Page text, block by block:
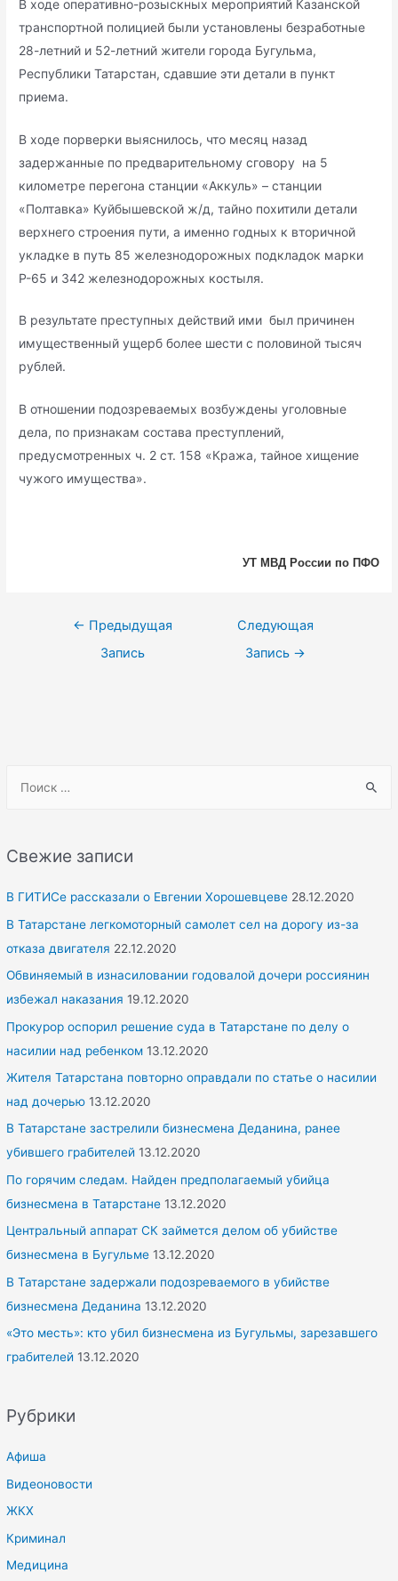
r
h
f
o
r
Свежие записи
В ГИТИСе рассказали о Евгении Хорошевцеве 28.12.2020
В Татарстане легкомоторный самолет сел на дорогу из-за
отказа двигателя 22.12.2020
Обвиняемый в изнасиловании годовалой дочери россиянин
избежал наказания 19.12.2020
Прокурор оспорил решение суда в Татарстане по делу о
насилии над ребенком 13.12.2020
Жителя Татарстана повторно оправдали по статье о насилии
над дочерью 13.12.2020
В Татарстане застрелили бизнесмена Деданина, ранее
убившего грабителей 13.12.2020
По горячим следам. Найден предполагаемый убийца
бизнесмена в Татарстане 13.12.2020
Центральный аппарат СК займется делом об убийстве
бизнесмена в Бугульме 13.12.2020
В Татарстане задержали подозреваемого в убийстве
бизнесмена Деданина 13.12.2020
«Это месть»: кто убил бизнесмена из Бугульмы, зарезавшего
грабителей 13.12.2020
Рубрики
Афиша
Видеоновости
ЖКХ
Криминал
Медицина
В ходе оперативно-розыскных мероприятий Казанской
транспортной полицией были установлены безработные
28-летний и 52-летний жители города Бугульма,
Республики Татарстан, сдавшие эти детали в пункт
приема.
В ходе порверки выяснилось, что месяц назад
задержанные по предварительному сговору на 5
километре перегона станции «Аккуль» – станции
«Полтавка» Куйбышевской ж/д, тайно похитили детали
верхнего строения пути, а именно годных к вторичной
укладке в путь 85 железнодорожных подкладок марки
Р-65 и 342 железнодорожных костыля.
В результате преступных действий ими был причинен
имущественный ущерб более шести с половиной тысяч
рублей.
В отношении подозреваемых возбуждены уголовные
дела, по признакам состава преступлений,
предусмотренных ч. 2 ст. 158 «Кража, тайное хищение
чужого имущества».
УТ МВД России по ПФО
Навигация
← Предыдущая
Запись
Следующая
Запись →